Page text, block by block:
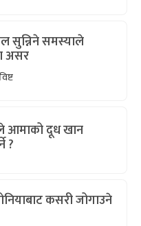
सुन्निने समस्याले
असर
आमाको दूध खान
?
कसरी जोगाउने